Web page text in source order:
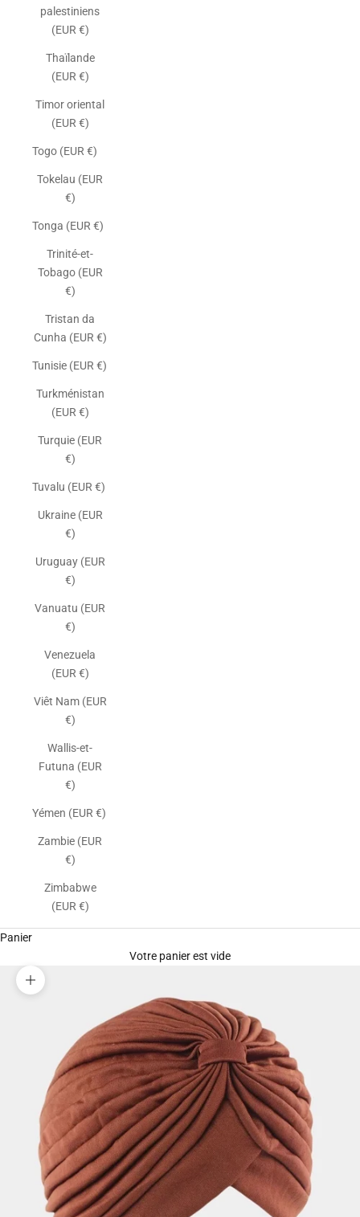
palestiniens
(EUR €)
Thaïlande
(EUR €)
Timor oriental
(EUR €)
Togo (EUR €)
Tokelau (EUR
€)
Tonga (EUR €)
Trinité-et-
Tobago (EUR
€)
Tristan da
Cunha (EUR €)
Tunisie (EUR €)
Turkménistan
(EUR €)
Turquie (EUR
€)
Tuvalu (EUR €)
Ukraine (EUR
€)
Uruguay (EUR
€)
Vanuatu (EUR
€)
Venezuela
(EUR €)
Viêt Nam (EUR
€)
Wallis-et-
Futuna (EUR
€)
Yémen (EUR €)
Zambie (EUR
€)
Zimbabwe
(EUR €)
Panier
Votre panier est vide
Zoomer sur l'image